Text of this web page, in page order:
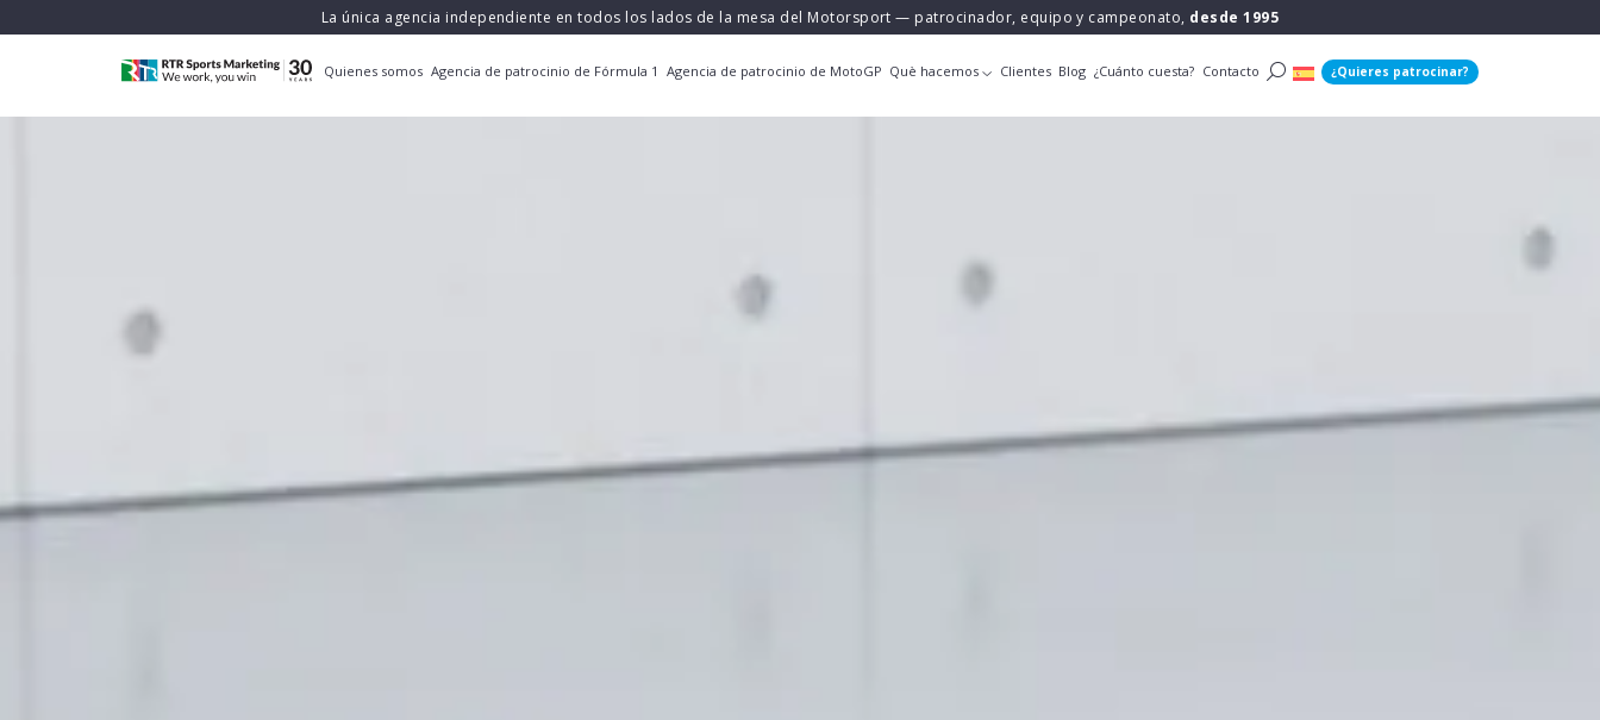
La única agencia independiente en todos los lados de la mesa del Motorsport — patrocinador, equipo y campeonato, desde 1995
Quienes somos Agencia de patrocinio de Fórmula 1 Agencia de patrocinio de MotoGP Què hacemos Clientes Blog ¿Cuánto cuesta? Contacto ¿Quieres patrocinar?